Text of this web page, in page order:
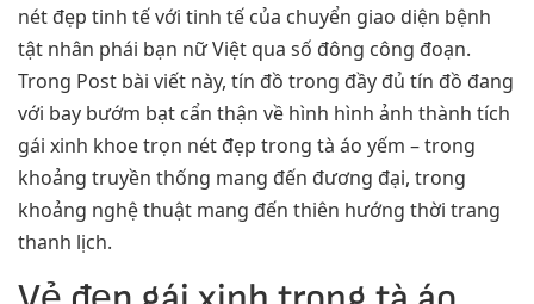
nét đẹp tinh tế với tinh tế của chuyển giao diện bệnh
tật nhân phái bạn nữ Việt qua số đông công đoạn.
Trong Post bài viết này, tín đồ trong đầy đủ tín đồ đang
với bay bướm bạt cẩn thận về hình hình ảnh thành tích
gái xinh khoe trọn nét đẹp trong tà áo yếm – trong
khoảng truyền thống mang đến đương đại, trong
khoảng nghệ thuật mang đến thiên hướng thời trang
thanh lịch.